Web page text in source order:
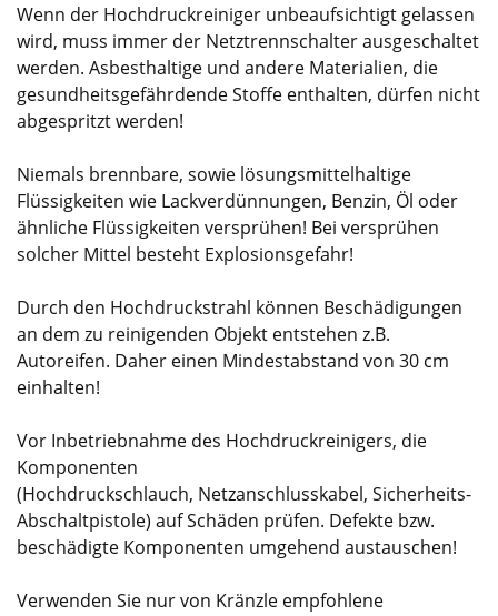
Wenn der Hochdruckreiniger unbeaufsichtigt gelassen
wird, muss immer der Netztrennschalter ausgeschaltet
werden. Asbesthaltige und andere Materialien, die
gesundheitsgefährdende Stoffe enthalten, dürfen nicht
abgespritzt werden!
Niemals brennbare, sowie lösungsmittelhaltige
Flüssigkeiten wie Lackverdünnungen, Benzin, Öl oder
ähnliche Flüssigkeiten versprühen! Bei versprühen
solcher Mittel besteht Explosionsgefahr!
Durch den Hochdruckstrahl können Beschädigungen
an dem zu reinigenden Objekt entstehen z.B.
Autoreifen. Daher einen Mindestabstand von 30 cm
einhalten!
Vor Inbetriebnahme des Hochdruckreinigers, die
Komponenten
(Hochdruckschlauch, Netzanschlusskabel, Sicherheits-
Abschaltpistole) auf Schäden prüfen. Defekte bzw.
beschädigte Komponenten umgehend austauschen!
Verwenden Sie nur von Kränzle empfohlene